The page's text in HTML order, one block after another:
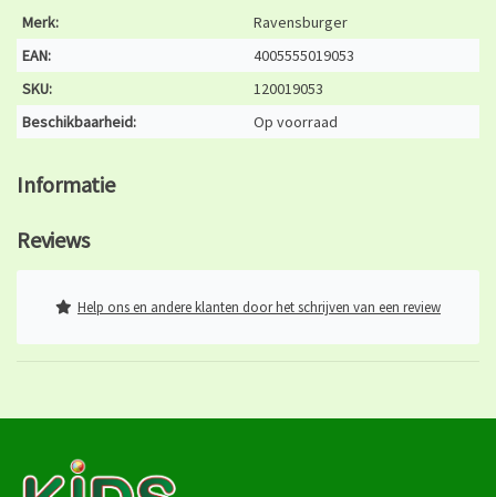
Merk:
Ravensburger
EAN:
4005555019053
SKU:
120019053
Beschikbaarheid:
Op voorraad
Informatie
Reviews
Help ons en andere klanten door het schrijven van een review